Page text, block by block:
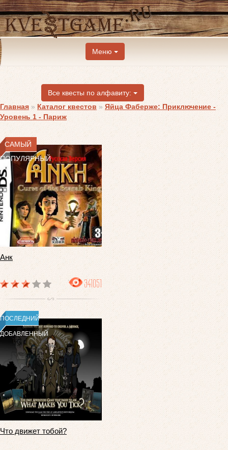
Меню
Все квесты по алфавиту:
Главная » Каталог квестов » Яйца Фаберже: Приключение -
Уровень 1 - Париж
САМЫЙ
ПОПУЛЯРНЫЙ
Анк
341051
ПОСЛЕДНИЙ
ДОБАВЛЕННЫЙ
Что движет тобой?